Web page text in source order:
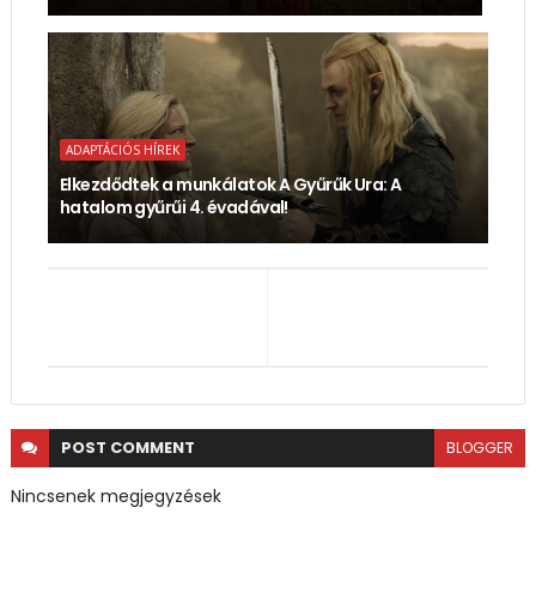
ADAPTÁCIÓS HÍREK
Elkezdődtek a munkálatok A Gyűrűk Ura: A
hatalom gyűrűi 4. évadával!
POST COMMENT BLOGGER
Nincsenek megjegyzések